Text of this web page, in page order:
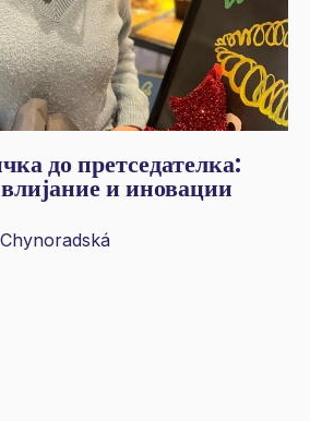
до претседателка:
и иновации